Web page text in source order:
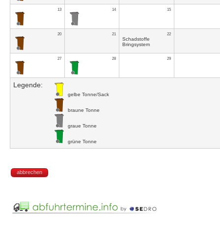
13 14 15
20 21 22
Schadstoffe
Bringsystem
27 28 29
Legende:
gelbe Tonne/Sack
braune Tonne
graue Tonne
grüne Tonne
abbrechen